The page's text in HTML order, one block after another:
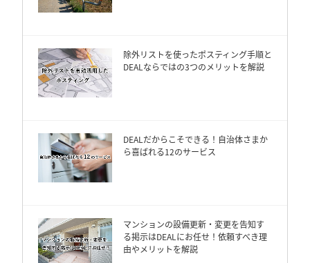
除外リストを使ったポスティング手順と
DEALならではの3つのメリットを解説
DEALだからこそできる！自治体さまか
ら喜ばれる12のサービス
マンションの設備更新・変更を告知す
る掲示はDEALにお任せ！依頼すべき理
由やメリットを解説